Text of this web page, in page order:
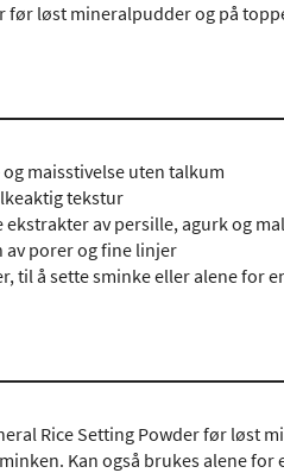
før løst mineralpudder og på
maisstivelse uten talkum
tekstur
av persille, agurk og
av porer og fine linjer
til å sette sminke eller alene for
Rice Setting Powder før løst
Kan også brukes alene